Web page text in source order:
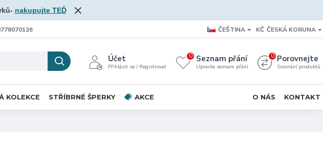
nakupujte TEĎ
ČEŠTINA KČ ČESKÁ KORUNA
Účet
Přihlásit se / Registrovat
Seznam přání
Upravte seznam přání
0 Porovnejte
Srovnání produktů
0
KOLEKCE STŘÍBRNÉ ŠPERKY AKCE O NÁS KONTAKT